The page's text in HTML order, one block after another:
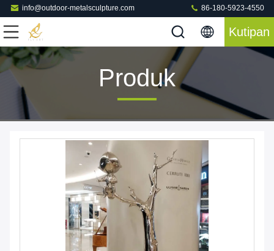
info@outdoor-metalsculpture.com 86-180-5923-4550
Kutipan
Produk